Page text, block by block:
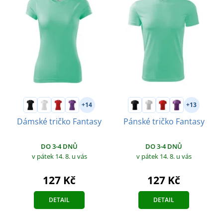
+14
Dámské tričko Fantasy
DO 3-4 DNŮ
v pátek 14. 8. u vás
127 Kč
DETAIL
+13
Pánské tričko Fantasy
DO 3-4 DNŮ
v pátek 14. 8. u vás
127 Kč
DETAIL